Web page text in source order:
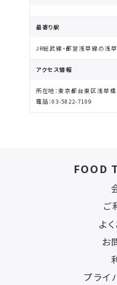
最寄り駅
JR総武線・都営浅草線の浅
アクセス情報
所在地：東京都台東区浅草
電話：03-5822-7109
FOOD
ご
よ
お
プライ